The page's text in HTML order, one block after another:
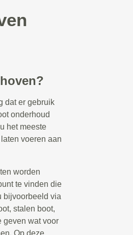
dat er gebruik
onderhoud
het meeste
voeren aan
worden
te vinden die
bijvoorbeeld via
stalen boot,
geven wat voor
Op deze